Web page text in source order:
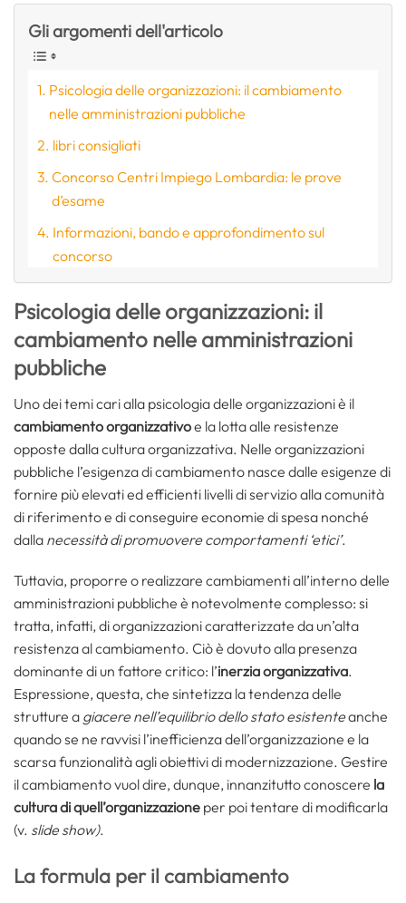
Gli argomenti dell'articolo
Psicologia delle organizzazioni: il cambiamento
nelle amministrazioni pubbliche
libri consigliati
Concorso Centri Impiego Lombardia: le prove
d’esame
Informazioni, bando e approfondimento sul
concorso
Psicologia delle organizzazioni: il
cambiamento nelle amministrazioni
pubbliche
Uno dei temi cari alla psicologia delle organizzazioni è il
cambiamento organizzativoe la lotta alle resistenze
opposte dalla cultura organizzativa. Nelle organizzazioni
pubbliche l’esigenza di cambiamento nasce dalle esigenze di
fornire più elevati ed efficienti livelli di servizio alla comunità
di riferimento e di conseguire economie di spesa nonché
dalla necessità di promuovere comportamenti ‘etici’.
Tuttavia, proporre o realizzare cambiamenti all’interno delle
amministrazioni pubbliche è notevolmente complesso: si
tratta, infatti, di organizzazioni caratterizzate da un’alta
resistenza al cambiamento. Ciò è dovuto alla presenza
dominante di un fattore critico: l’inerzia organizzativa.
Espressione, questa, che sintetizza la tendenza delle
strutture a giacere nell’equilibrio dello stato esistenteanche
quando se ne ravvisi l’inefficienza dell’organizzazione e la
scarsa funzionalità agli obiettivi di modernizzazione. Gestire
il cambiamento vuol dire, dunque, innanzitutto conoscere la
cultura di quell’organizzazione per poi tentare di modificarla
(v. slide show).
La formula per il cambiamento